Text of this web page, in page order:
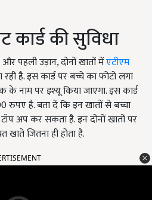
कार्ड की सुविधा
पहली उड़ान, दोनों खातों मेंएटीएम
है. इस कार्ड पर बच्चे का फोटो लगा
के नाम पर इश्यू किया जाएगा. इस कार्ड
रुपए है. बता दें कि इन खातों से बच्चा
अप कर सकता है. इन दोनों खातों पर
खाते जितना ही होता है.